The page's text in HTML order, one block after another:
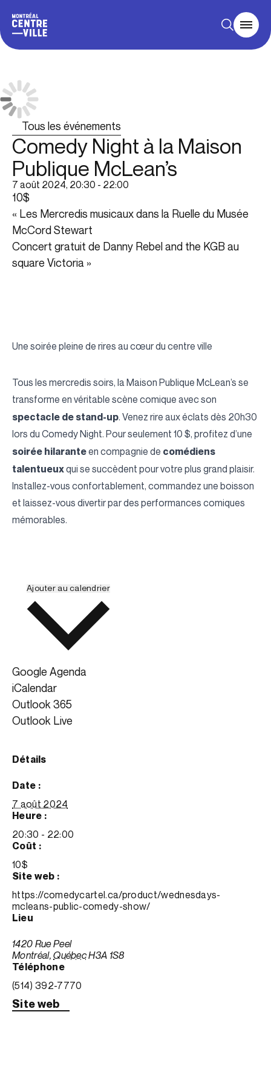
Tous les événements
Comedy Night à la Maison
Publique McLean’s
7 août 2024, 20:30 - 22:00
10$
« Les Mercredis musicaux dans la Ruelle du Musée
McCord Stewart
Concert gratuit de Danny Rebel and the KGB au
square Victoria »
Une soirée pleine de rires au cœur du centre ville
Tous les mercredis soirs, laMaison Publique McLean’s se
transforme en véritable scène comique avec son
spectacle de stand-up. Venez rire aux éclats dès 20h30
lors du Comedy Night. Pour seulement 10 $, profitez d’une
soirée hilaranteen compagnie de comédiens
talentueuxqui se succèdent pour votre plus grand plaisir.
Installez-vous confortablement, commandez une boisson
et laissez-vous divertir par des performances comiques
mémorables.
Ajouter au calendrier
Google Agenda
iCalendar
Outlook 365
Outlook Live
détails
date :
7 août 2024
heure :
20:30 - 22:00
coût :
10$
site web :
https://comedycartel.ca/product/wednesdays-
mcleans-public-comedy-show/
lieu
1420 Rue Peel
Montréal, QuébecH3A 1S8
téléphone
(514) 392-7770
Site web